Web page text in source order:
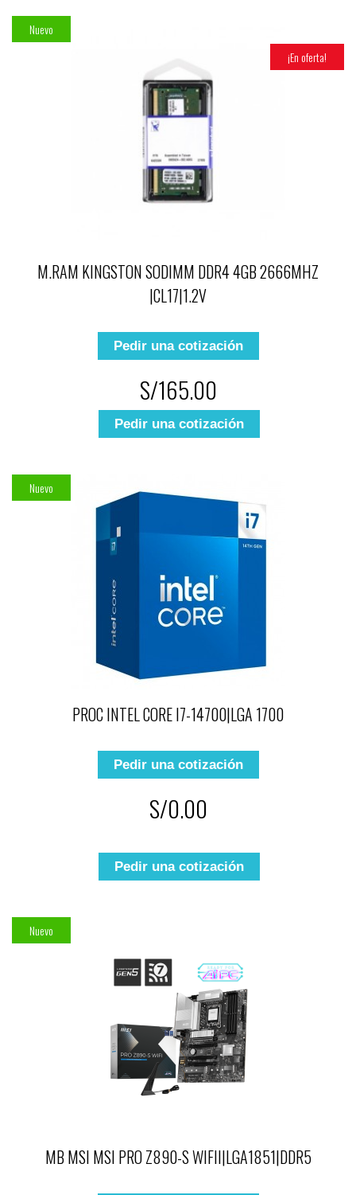
¡En oferta!
Nuevo
M.RAM KINGSTON SODIMM DDR4 4GB 2666MHZ
|CL17|1.2V
Pedir una cotización
S/165.00
Pedir una cotización
Nuevo
PROC INTEL CORE I7-14700|LGA 1700
Pedir una cotización
S/0.00
Pedir una cotización
Nuevo
MB MSI MSI PRO Z890-S WIFII|LGA1851|DDR5